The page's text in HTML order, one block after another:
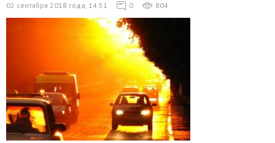
02 сентября 2018 года, 14:51 0 804